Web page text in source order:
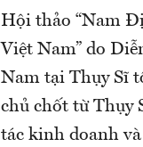
Hội thảo “Nam
Việt Nam” do
Nam tại Thụy Sĩ
chủ chốt từ Thụy
tác kinh doanh